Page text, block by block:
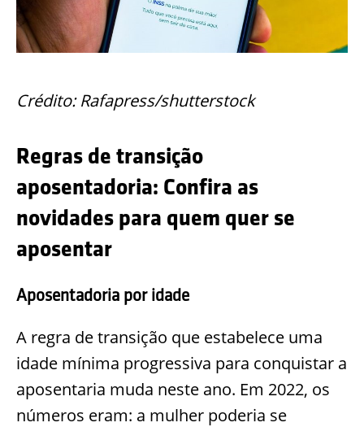
Crédito: Rafapress/shutterstock
Regras de transição
aposentadoria: Confira as
novidades para quem quer se
aposentar
Aposentadoria por idade
A regra de transição que estabelece uma
idade mínima progressiva para conquistar a
aposentaria muda neste ano. Em 2022, os
números eram: a mulher poderia se